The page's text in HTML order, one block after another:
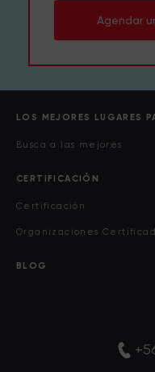
Agendar
LOS MEJORES LUGARES
Busca a las mejores
CERTIFICACIÓN
Certificación
Organizaciones
BLOG